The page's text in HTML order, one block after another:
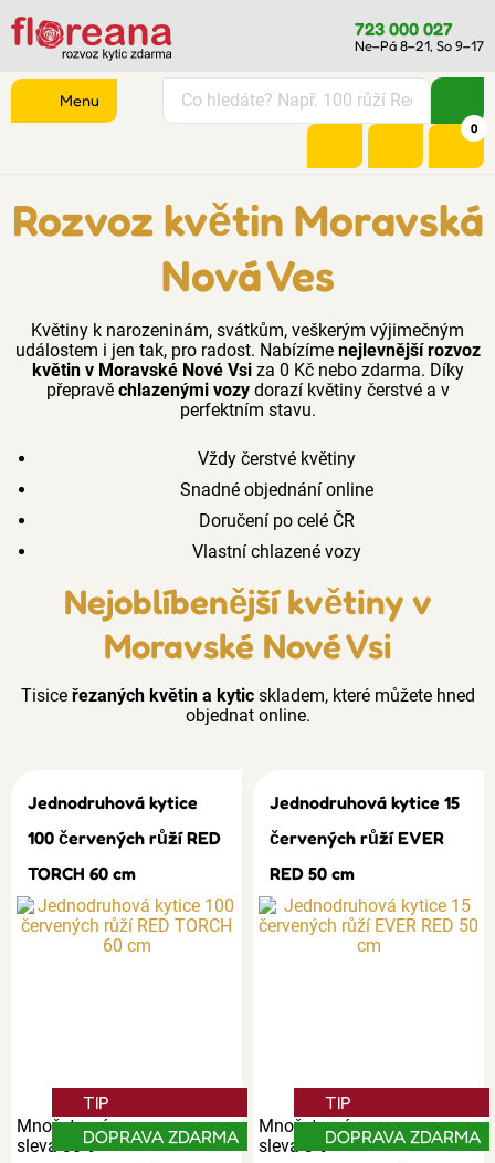
723 000 027
Ne–Pá 8–21, So 9–17
0
Menu
Rozvoz květin Moravská
Nová Ves
Květiny k narozeninám, svátkům, veškerým výjimečným
událostem i jen tak, pro radost. Nabízíme nejlevnější rozvoz
květin v Moravské Nové Vsiza 0 Kč nebo zdarma. Díky
přepravě chlazenými vozydorazí květiny čerstvé a v
perfektním stavu.
Vždy čerstvé květiny
Snadné objednání online
Doručení po celé ČR
Vlastní chlazené vozy
Nejoblíbenější květiny v
Moravské Nové Vsi
Tisice řezaných květin a kyticskladem, které můžete hned
objednat online.
Jednodruhová kytice
100 červených růží RED
TORCH 60 cm
Množstevní
sleva 30%
TIP
DOPRAVA ZDARMA
Jednodruhová kytice 15
červených růží EVER
RED 50 cm
Množstevní
sleva 3%
TIP
DOPRAVA ZDARMA